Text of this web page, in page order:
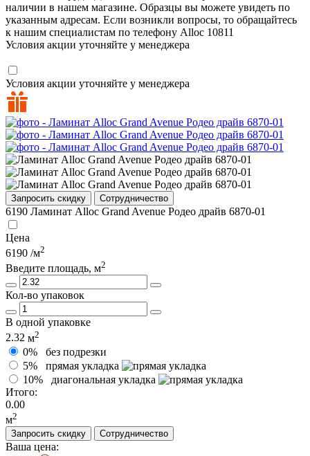
наличии в нашем магазине. Образцы вы можете увидеть по
указанным адресам. Если возникли вопросы, то обращайтесь
к нашим специалистам по телефону Alloc 10811
Условия акции уточняйте у менеджера
Условия акции уточняйте у менеджера
Запросить скидку Сотрудничество
6190 Ламинат Alloc Grand Avenue Родео драйв 6870-01
Цена
6190 /м2
Введите площадь, м2
Кол-во упаковок
В одной упаковке
2.32 м2
0% без подрезки
5% прямая укладка
10% диагональная укладка
Итого:
0.00
м2
Запросить скидку
Сотрудничество
Ваша цена: